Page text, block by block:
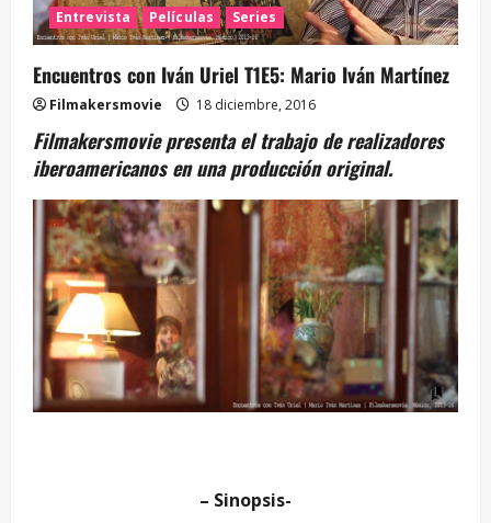
Entrevista Películas Series
Encuentros con Iván Uriel T1E5: Mario Iván Martínez
Filmakersmovie 18 diciembre, 2016
Filmakersmovie presenta el trabajo de realizadores
iberoamericanos en una producción original.
– Sinopsis-